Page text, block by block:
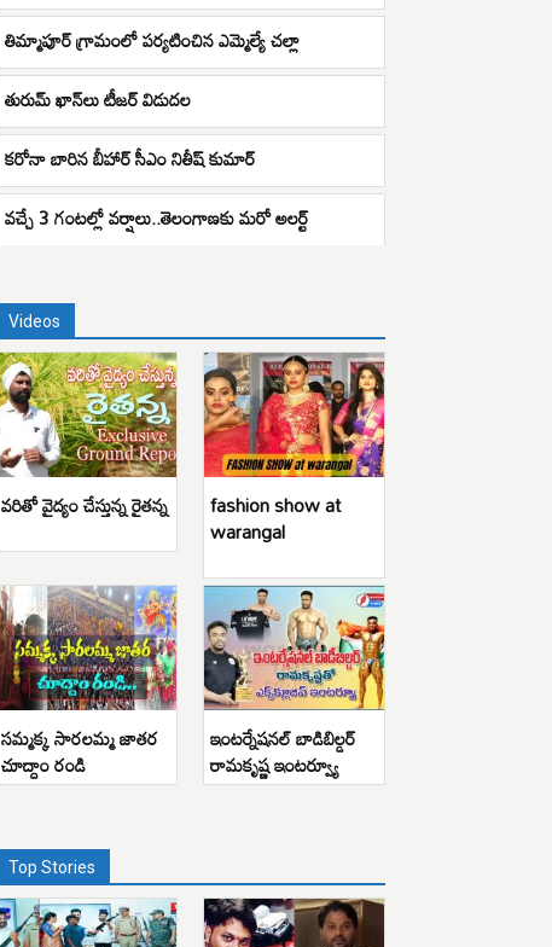
తిమ్మాపూర్ గ్రామంలో పర్యటించిన ఎమ్మెల్యే చల్లా
తురుమ్ ఖాన్‌లు టీజర్ విడుదల
కరోనా బారిన బీహార్ సీఎం నితీష్ కుమార్
వచ్చే 3 గంటల్లో వర్షాలు..తెలంగాణకు మరో అలర్ట్
Videos
వరితో వైద్యం చేస్తున్న రైతన్న fashion show at
warangal
సమ్మక్క సారలమ్మ జాతర
చూద్దాం రండి
ఇంటర్నేషనల్ బాడిబిల్డర్
రామకృష్ణ ఇంటర్వ్యూ
Top Stories